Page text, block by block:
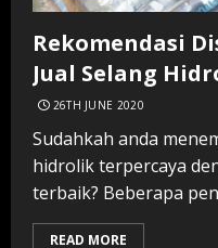
Rekomendasi
Jual Selang
26TH JUNE 2020
Sudahkah anda
hidrolik terpercaya
terbaik? Beberapa
READ MORE